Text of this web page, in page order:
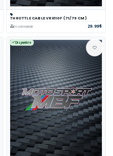
THROTTLE CABLE VRX110F (71/79 CM)
En commande 29.99$
Disponible